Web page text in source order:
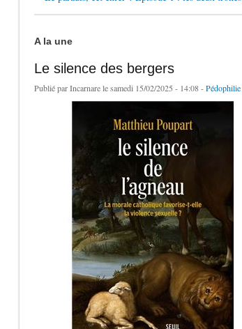
A la une
Le silence des bergers
Publié parIncarnarele samedi 15/02/2025 - 14:08 -Pédophilie